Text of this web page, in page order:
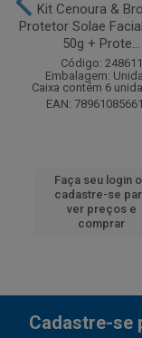
Kit Cenoura &
Protetor Solae
50g + Prote...
Código: 248611
Embalagem:
Caixa contém 6
EAN:
Faça seu login
cadastre-se
ver preços e
comprar
Cadastre-se